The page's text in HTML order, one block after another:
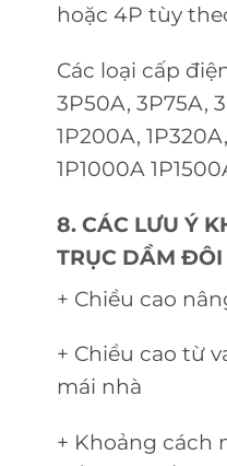
hoặc 4P tùy
Các loại cấp
3P50A, 3P75A,
1P200A,
1P1000A
8. CÁC LƯU Ý
TRỤC DẦM ĐÔI
+ Chiều cao
+ Chiều cao từ
mái nhà
+ Khoảng cách